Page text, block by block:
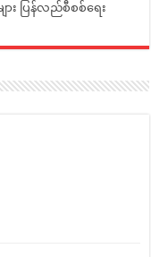
ား ပြန်လည်စီစစ်ရေး